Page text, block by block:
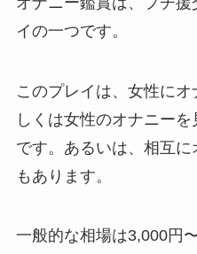
イの一つです。
このプレイは、女性に
しくは女性のオナニー
です。あるいは、相互
もあります。
一般的な相場は3,000円